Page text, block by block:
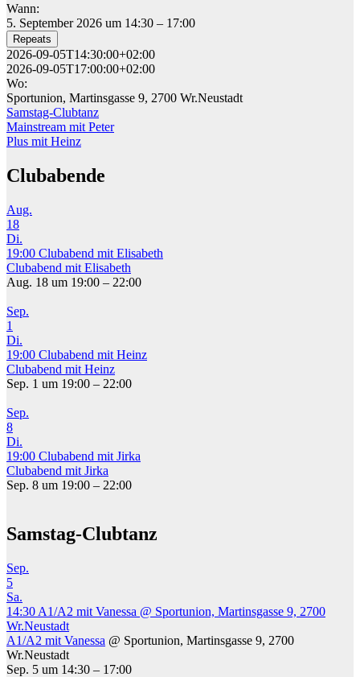
Wann:
5. September 2026 um 14:30 – 17:00
Repeats
2026-09-05T14:30:00+02:00
2026-09-05T17:00:00+02:00
Wo:
Sportunion, Martinsgasse 9, 2700 Wr.Neustadt
Samstag-Clubtanz
Beitragsnavigation
Mainstream mit Peter
Plus mit Heinz
Clubabende
Aug.
18
Di.
19:00 Clubabend mit Elisabeth
Clubabend mit Elisabeth
Aug. 18 um 19:00 – 22:00
Sep.
1
Di.
19:00 Clubabend mit Heinz
Clubabend mit Heinz
Sep. 1 um 19:00 – 22:00
Sep.
8
Di.
19:00 Clubabend mit Jirka
Clubabend mit Jirka
Sep. 8 um 19:00 – 22:00
Samstag-Clubtanz
Sep.
5
Sa.
14:30 A1/A2 mit Vanessa @ Sportunion, Martinsgasse 9, 2700
Wr.Neustadt
A1/A2 mit Vanessa @ Sportunion, Martinsgasse 9, 2700
Wr.Neustadt
Sep. 5 um 14:30 – 17:00